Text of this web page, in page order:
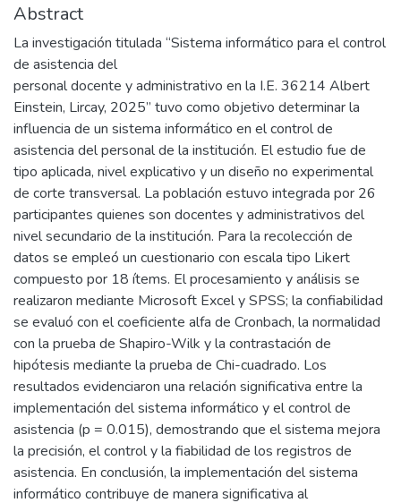
Abstract
La investigación titulada “Sistema informático para el control
de asistencia del
personal docente y administrativo en la I.E. 36214 Albert
Einstein, Lircay, 2025” tuvo como objetivo determinar la
influencia de un sistema informático en el control de
asistencia del personal de la institución. El estudio fue de
tipo aplicada, nivel explicativo y un diseño no experimental
de corte transversal. La población estuvo integrada por 26
participantes quienes son docentes y administrativos del
nivel secundario de la institución. Para la recolección de
datos se empleó un cuestionario con escala tipo Likert
compuesto por 18 ítems. El procesamiento y análisis se
realizaron mediante Microsoft Excel y SPSS; la confiabilidad
se evaluó con el coeficiente alfa de Cronbach, la normalidad
con la prueba de Shapiro-Wilk y la contrastación de
hipótesis mediante la prueba de Chi-cuadrado. Los
resultados evidenciaron una relación significativa entre la
implementación del sistema informático y el control de
asistencia (p = 0.015), demostrando que el sistema mejora
la precisión, el control y la fiabilidad de los registros de
asistencia. En conclusión, la implementación del sistema
informático contribuye de manera significativa al